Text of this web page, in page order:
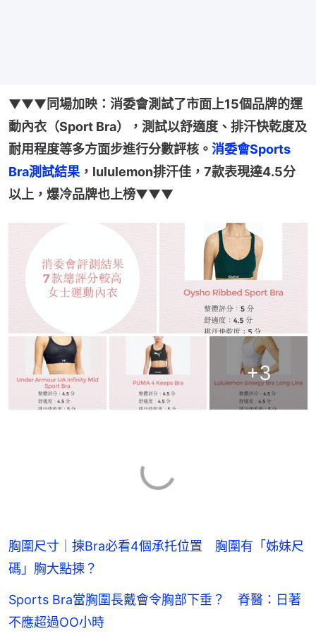
▼▼▼同場加映：消委會測試了市面上15個品牌的運
動內衣（Sport Bra），測試以舒適度、排汗快乾度及
耐用程度等多方面步進行分數評核。 消委會Sports
Bra測試結果 ，lululemon排汗佳，7款表現達4.5分
以上，爆冷品牌也上榜▼▼▼
+3
胸圍尺寸｜揀Bra必看4個承托位置 胸圍有「姊妹尺
碼」胸大點揀？
Sports Bra當胸圍長戴會令胸部下垂？ 脊醫：日著
不應超過OO小時